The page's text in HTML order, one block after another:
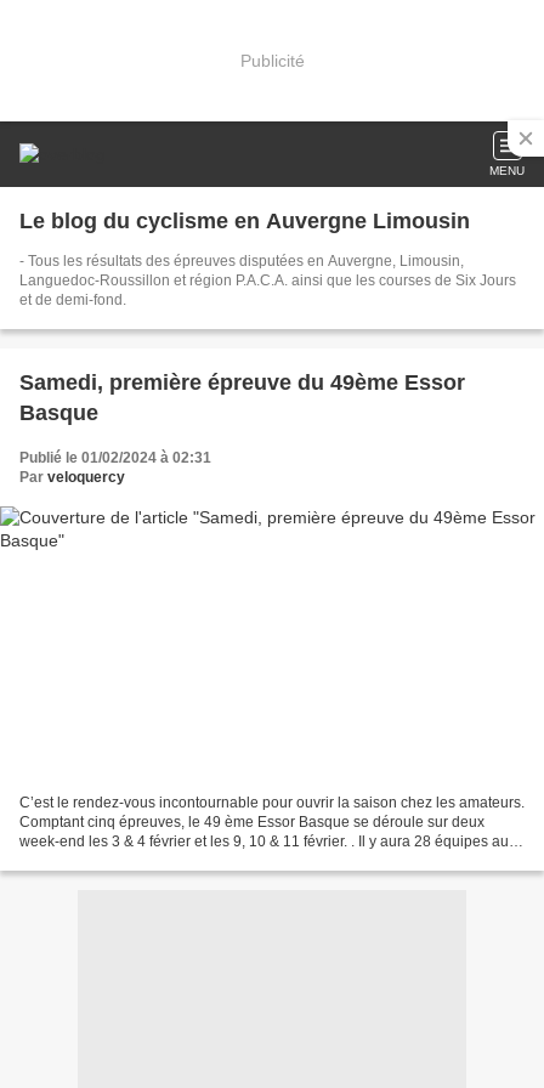
Publicité
MENU
Le blog du cyclisme en Auvergne Limousin
- Tous les résultats des épreuves disputées en Auvergne, Limousin,
Languedoc-Roussillon et région P.A.C.A. ainsi que les courses de Six Jours
et de demi-fond.
Samedi, première épreuve du 49ème Essor
Basque
Publié le 01/02/2024 à 02:31
Par veloquercy
C’est le rendez-vous incontournable pour ouvrir la saison chez les amateurs.
Comptant cinq épreuves, le 49 ème Essor Basque se déroule sur deux
week-end les 3 & 4 février et les 9, 10 & 11 février. . Il y aura 28 équipes au